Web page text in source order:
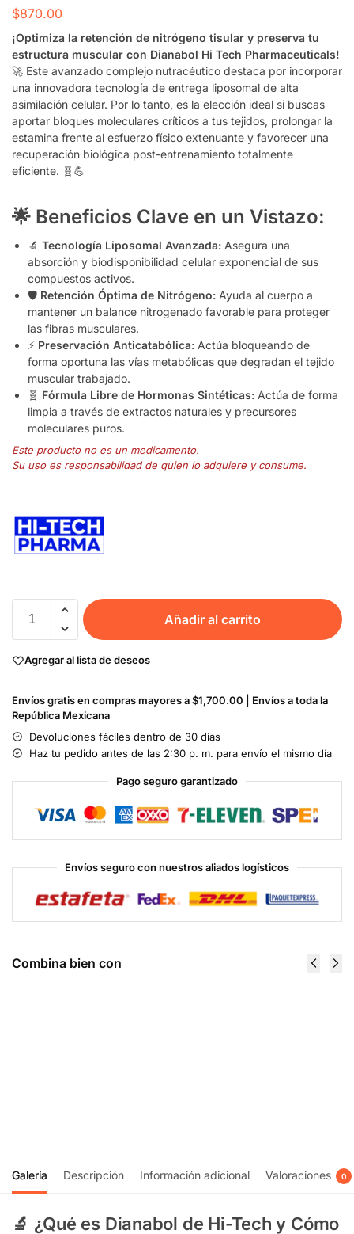
$870.00
¡Optimiza la retención de nitrógeno tisular y preserva tu
estructura muscular con Dianabol Hi Tech Pharmaceuticals!
🚀 Este avanzado complejo nutracéutico destaca por incorporar
una innovadora tecnología de entrega liposomal de alta
asimilación celular. Por lo tanto, es la elección ideal si buscas
aportar bloques moleculares críticos a tus tejidos, prolongar la
estamina frente al esfuerzo físico extenuante y favorecer una
recuperación biológica post-entrenamiento totalmente
eficiente. 🧬💪
🌟 Beneficios Clave en un Vistazo:
🔬 Tecnología Liposomal Avanzada: Asegura una
absorción y biodisponibilidad celular exponencial de sus
compuestos activos.
🛡️ Retención Óptima de Nitrógeno: Ayuda al cuerpo a
mantener un balance nitrogenado favorable para proteger
las fibras musculares.
⚡ Preservación Anticatabólica: Actúa bloqueando de
forma oportuna las vías metabólicas que degradan el tejido
muscular trabajado.
🧬 Fórmula Libre de Hormonas Sintéticas: Actúa de forma
limpia a través de extractos naturales y precursores
moleculares puros.
Este producto no es un medicamento.
Su uso es responsabilidad de quien lo adquiere y consume.
Añadir al carrito
Agregar al lista de deseos
Envíos gratis en compras mayores a $1,700.00 | Envíos a toda la
República Mexicana
Devoluciones fáciles dentro de 30 días
Haz tu pedido antes de las 2:30 p. m. para envío el mismo día
Pago seguro garantizado
Envíos seguro con nuestros aliados logísticos
Combina bien con
Galería Descripción Información adicional Valoraciones 0
🔬 ¿Qué es Dianabol de Hi-Tech y Cómo